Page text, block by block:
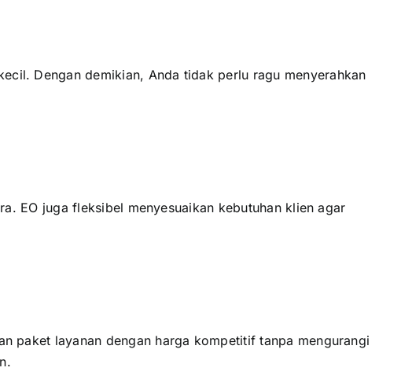
Dengan demikian, Anda tidak perlu ragu menyerahkan
EO juga fleksibel menyesuaikan kebutuhan klien agar
paket layanan dengan harga kompetitif tanpa mengurangi